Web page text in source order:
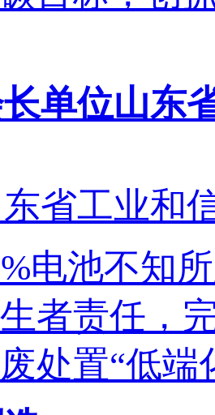
单位山东
省工业和
电池不知
者责任，
处置“低端